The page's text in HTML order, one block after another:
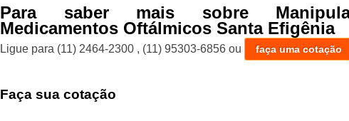
Para saber mais sobre
Medicamentos Oftálmicos Santa Efigênia
Ligue para (11) 2464-2300 , (11) 95303-6856 ou faça uma cotação
Faça sua cotação